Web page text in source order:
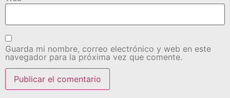
Guarda mi nombre, correo electrónico y web en este
navegador para la próxima vez que comente.